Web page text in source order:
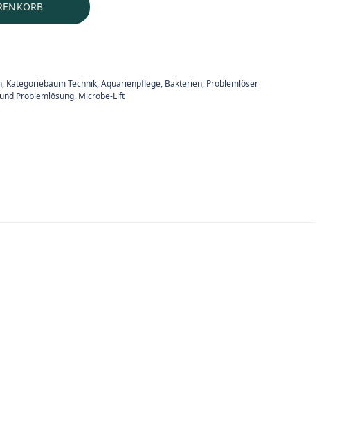
, Kategoriebaum Technik,Aquarienpflege, Bakterien, Problemlöser
Problemlösung, Microbe-Lift